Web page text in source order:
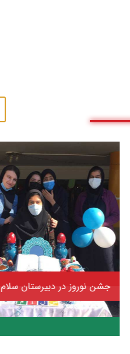
جشن نوروز در دبیرستان سلام
رسالت